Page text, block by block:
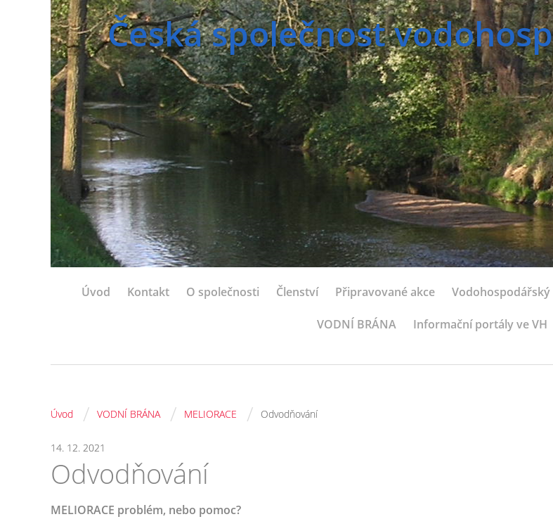
Česká společnost
Úvod Kontakt O společnosti Členství Připravované akce
VODNÍ BRÁNA Informační portály ve VH
Úvod / VODNÍ BRÁNA / MELIORACE / Odvodňování
14. 12. 2021
Odvodňování
MELIORACE problém, nebo pomoc?